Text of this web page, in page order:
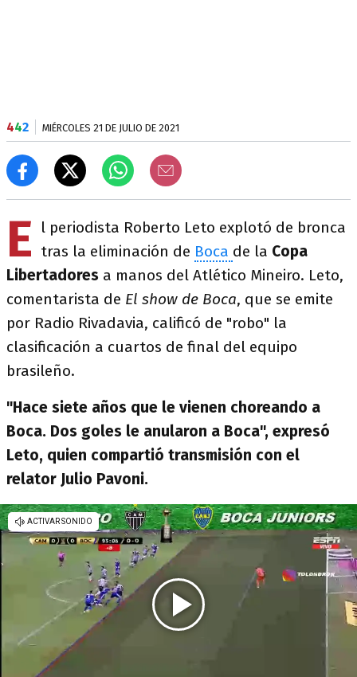
442 MIÉRCOLES 21 DE JULIO DE 2021
E
l periodista Roberto Leto explotó de bronca
tras la eliminación de Boca de la Copa
Libertadores a manos del Atlético Mineiro. Leto,
comentarista de El show de Boca, que se emite
por Radio Rivadavia, calificó de "robo" la
clasificación a cuartos de final del equipo
brasileño.
"Hace siete años que le vienen choreando a
Boca. Dos goles le anularon a Boca", expresó
Leto, quien compartió transmisión con el
relator Julio Pavoni.